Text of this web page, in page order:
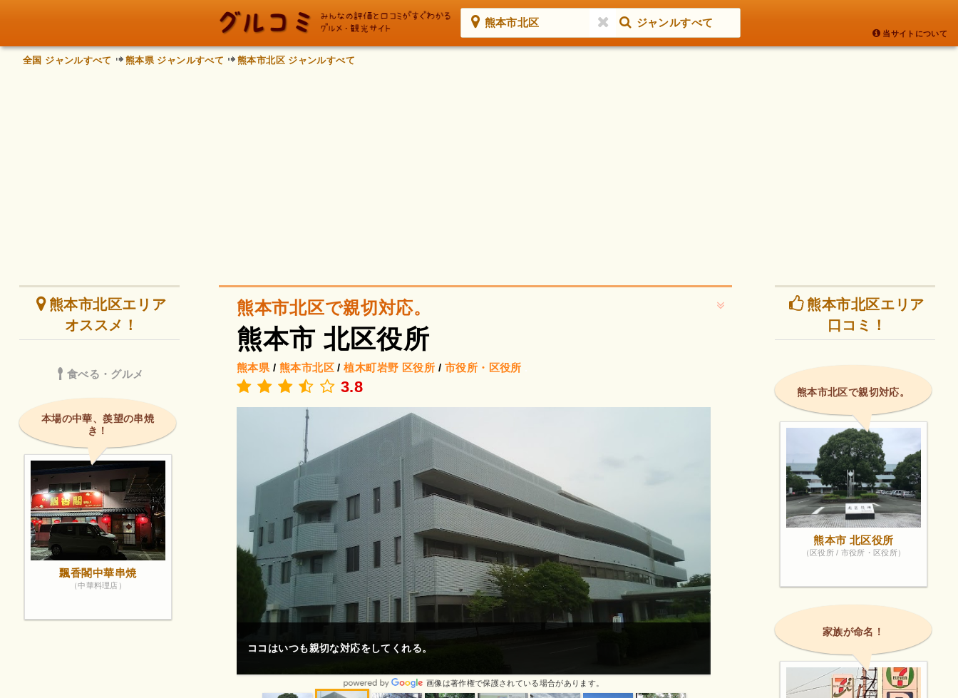
熊本市北区 ジャンルすべて
当サイトについて
全国 ジャンルすべて 熊本県 ジャンルすべて 熊本市北区 ジャンルすべて
熊本市北区で親切対応。
熊本市 北区役所
熊本県 / 熊本市北区/植木町岩野 区役所 / 市役所・区役所
3.8
マイナンバーカード ロックがかかり口コミ見て対応に不安でしたが どの方も優しい対応で説明も
分かりやすかったですありがとう...
画像は著作権で保護されている場合があります。
聞きたい事を口にしたとたん(お待ち下さいーい)
画像は著作権
熊本市北区エリア
オススメ！
食べる・グルメ
本場の中華、羨望の串焼
き！
飄香閣中華串焼
（中華料理店）
熊本市北区エリア
口コミ！
熊本市北区で親切対応。
熊本市 北区役所
（区役所 / 市役所・区役所）
家族が命名！